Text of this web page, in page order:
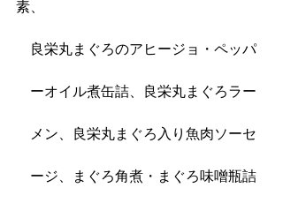
素、
良栄丸まぐろのアヒージョ・ペッパ
ーオイル煮缶詰、良栄丸まぐろラー
メン、良栄丸まぐろ入り魚肉ソーセ
ージ、まぐろ角煮・まぐろ味噌瓶詰